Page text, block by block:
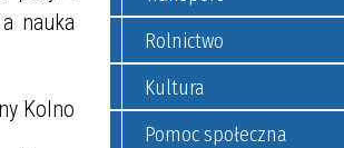
nauka
Kolno
Rolnictwo
Kultura
Pomoc społeczna